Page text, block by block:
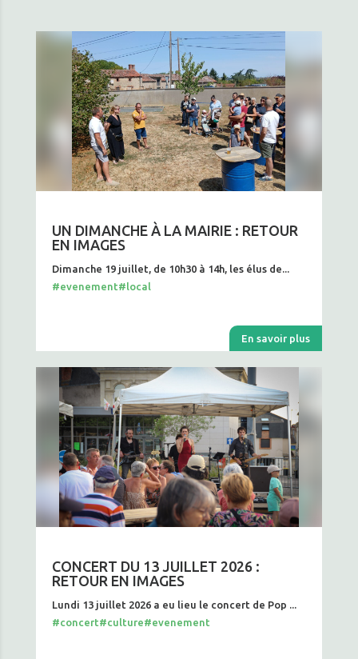
UN DIMANCHE À LA MAIRIE : RETOUR
EN IMAGES
Dimanche 19 juillet, de 10h30 à 14h, les élus de...
#evenement#local
En savoir plus
CONCERT DU 13 JUILLET 2026 :
RETOUR EN IMAGES
Lundi 13 juillet 2026 a eu lieu le concert de Pop ...
#concert#culture#evenement